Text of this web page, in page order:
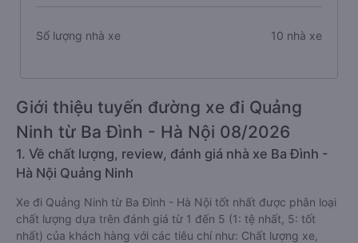
Số lượng nhà xe 10 nhà xe
Giới thiệu tuyến đường xe đi Quảng
Ninh từ Ba Đình - Hà Nội 08/2026
1. Về chất lượng, review, đánh giá nhà xe Ba Đình -
Hà Nội Quảng Ninh
Xe đi Quảng Ninh từ Ba Đình - Hà Nội tốt nhất được phân loại
chất lượng dựa trên đánh giá từ 1 đến 5 (1: tệ nhất, 5: tốt
nhất) của khách hàng với các tiêu chí như: Chất lượng xe,